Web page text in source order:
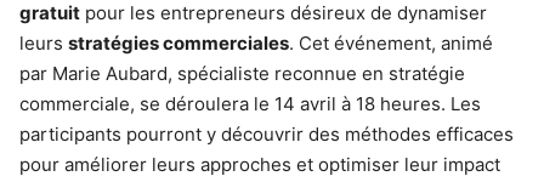
gratuit pour les entrepreneurs désireux de dynamiser
leurs stratégies commerciales. Cet événement, animé
par Marie Aubard, spécialiste reconnue en stratégie
commerciale, se déroulera le 14 avril à 18 heures. Les
participants pourront y découvrir des méthodes efficaces
pour améliorer leurs approches et optimiser leur impact